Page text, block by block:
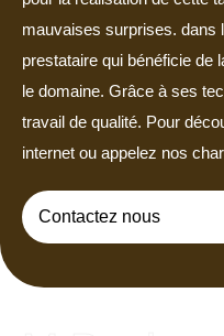
mauvaises surprises. dans
prestataire qui bénéficie de
le domaine. Grâce à ses
travail de qualité. Pour
internet ou appelez nos
Contactez nous